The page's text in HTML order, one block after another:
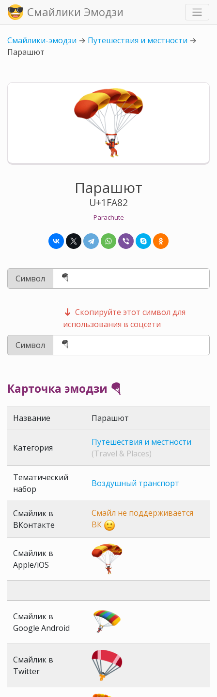
Смайлики Эмодзи
Смайлики-эмодзи → Путешествия и местности →
Парашют
Парашют
U+1FA82
Parachute
Символ
Скопируйте этот символ для
использования в соцсети
Символ
Карточка эмодзи 🪂
Название Парашют
Категория
Путешествия и местности
(Travel & Places)
Тематический
набор
Воздушный транспорт
Смайлик в
ВКонтакте
Смайл не поддерживается
ВК
Смайлик в
Apple/iOS
Смайлик в
Google Android
Смайлик в
Twitter